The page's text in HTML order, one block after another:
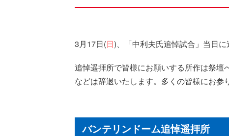
3月17日(日)、「中利夫氏追悼試合」当日に
追悼遥拝所で皆様にお願いする所作は祭
などは辞退いたします。多くの皆様にお参
バンテリンドーム追悼遥拝所